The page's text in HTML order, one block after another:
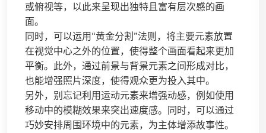
或俯视等，以此来呈现出独特且富有层次感的画
面。
同时，可以运用“黄金分割”法则，将主要元素放置
在视觉中心之外的位置，使得整个画面看起来更加
平衡。此外，通过前景与背景元素之间形成对比，
也能增强照片深度，使得观众更为投入其中。
另外，别忘记利用运动元素来增强动感，例如使用
移动中的模糊效果来突出速度感。同时，可以通过
巧妙安排周围环境中的元素，为主体增添故事性。